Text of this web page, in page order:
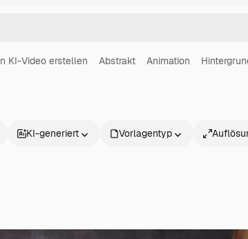
KI-Video erstellen Abstrakt Animation
KI-generiert Vorlagentyp